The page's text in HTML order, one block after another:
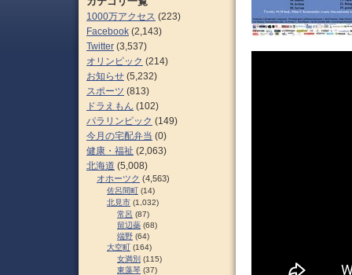
1000万アクセス (223)
Facebook (2,143)
Twitter (3,537)
オリンピック (214)
お知らせ (5,232)
スポーツ (813)
ドラえもん (102)
パラリンピック (149)
今月の宅配弁当 (0)
健康・福祉 (2,063)
北海道 (5,008)
オホーツク (4,563)
佐呂間町 (14)
北見市 (1,032)
常呂 (87)
留辺蘂 (68)
端野 (64)
大空町 (164)
女満別 (115)
東藻琴 (37)